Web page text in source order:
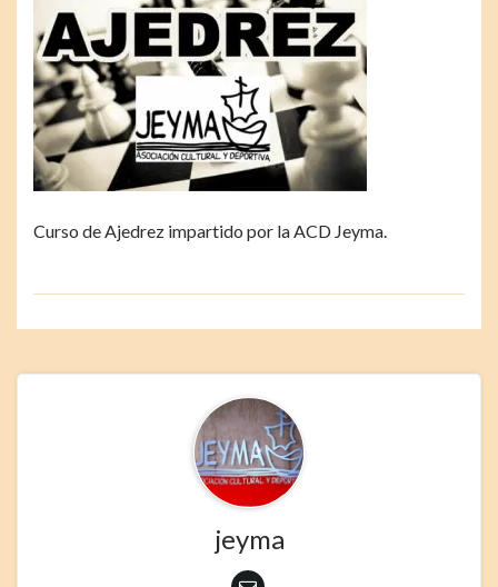
Curso de Ajedrez impartido por la ACD Jeyma.
jeyma